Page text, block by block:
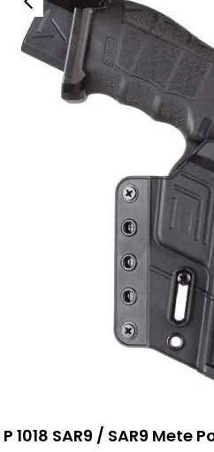
P 1018 SAR9 / SAR9 Mete